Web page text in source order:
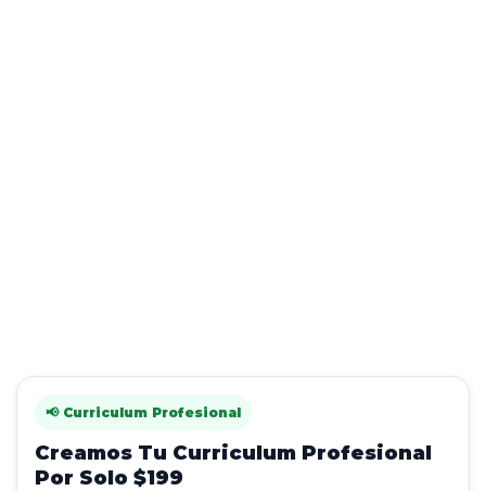
📢 Curriculum Profesional
Creamos Tu Curriculum Profesional
Por Solo $199